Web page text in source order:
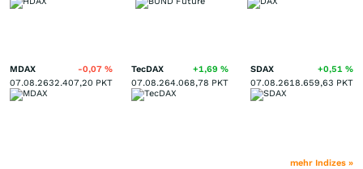
MDAX -0,07 %
07.08.2632.407,20 PKT
TecDAX +1,69 %
07.08.264.068,78 PKT
SDAX +0,51 %
07.08.2618.659,63 PKT
mehr Indizes »